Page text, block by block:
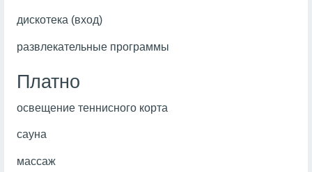
дискотека (вход)
развлекательные программы
Платно
освещение теннисного корта
сауна
массаж